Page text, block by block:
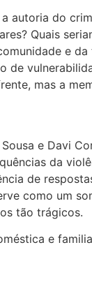
autoria do
Quais
e
de
mas a
e Davi
da
de
como um
tão trágicos.
e